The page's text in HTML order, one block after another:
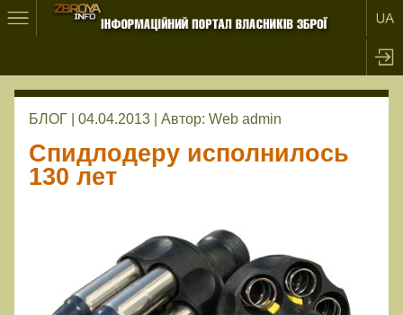
БЛОГ | 04.04.2013 | Автор: Web admin
Спидлодеру исполнилось
130 лет